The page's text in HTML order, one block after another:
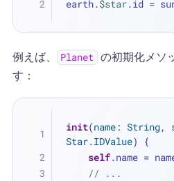
earth.$star.id =
例えば、 Planet の初期化メソ
す：
init(name: String,
Star.IDValue) {
self.name =
// ...